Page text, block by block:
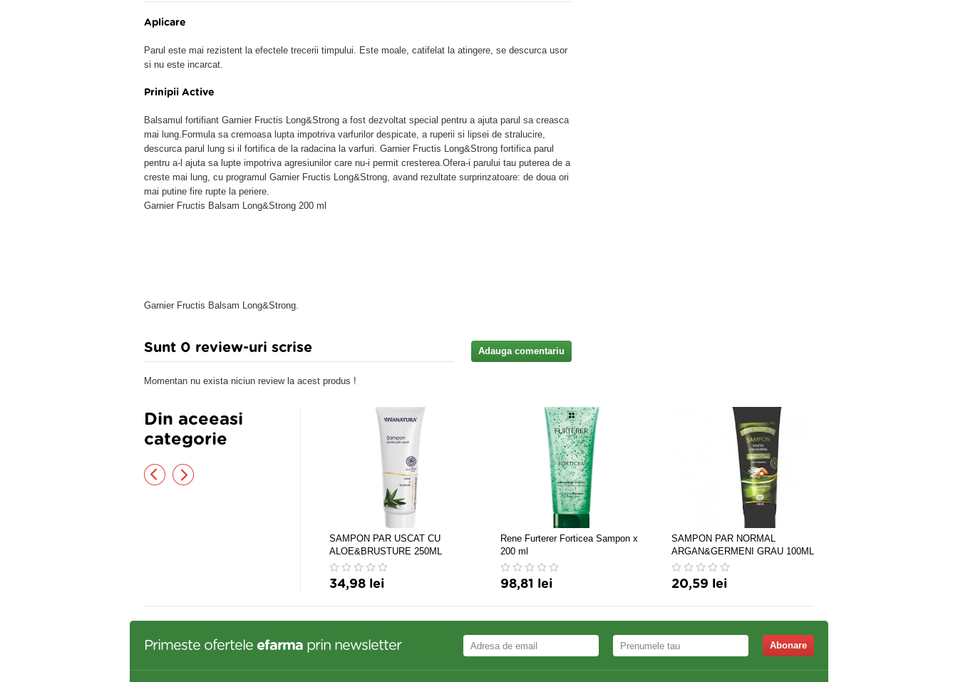
Aplicare
Parul este mai rezistent la efectele trecerii timpului. Este moale, catifelat la atingere, se descurca usor
si nu este incarcat.
Prinipii Active
Balsamul fortifiant Garnier Fructis Long&Strong a fost dezvoltat special pentru a ajuta parul sa creasca
mai lung.Formula sa cremoasa lupta impotriva varfurilor despicate, a ruperii si lipsei de stralucire,
descurca parul lung si il fortifica de la radacina la varfuri. Garnier Fructis Long&Strong fortifica parul
pentru a-l ajuta sa lupte impotriva agresiunilor care nu-i permit cresterea.Ofera-i parului tau puterea de a
creste mai lung, cu programul Garnier Fructis Long&Strong, avand rezultate surprinzatoare: de doua ori
mai putine fire rupte la periere.
Garnier Fructis Balsam Long&Strong 200 ml
Garnier Fructis Balsam Long&Strong.
Sunt 0 review-uri scrise Adauga comentariu
Momentan nu exista niciun review la acest produs !
Din aceeasi
categorie
SAMPON PAR USCAT CU
ALOE&BRUSTURE 250ML
34,98 lei
Rene Furterer Forticea Sampon x
200 ml
98,81 lei
SAMPON PAR NORMAL
ARGAN&GERMENI GRAU 100ML
20,59 lei
Primeste ofertele efarma prin newsletter Abonare